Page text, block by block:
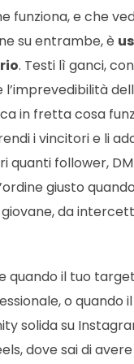
funziona, e che
su entrambe, è
. Testi lì ganci,
in fretta cosa
i vincitori e li
quanti follower,
giusto
da
quando il tuo
o quando
solida su
dove sai di